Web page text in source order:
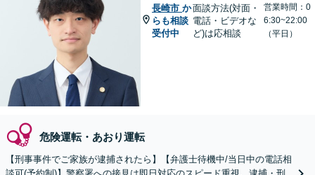
長崎市 か
らも相談
受付中
面談方法(対面・
電話・ビデオな
ど)は応相談
営業時間：0
6:30~22:00
（平日）
危険運転・あおり運転
【刑事事件でご家族が逮捕されたら】【弁護士待機中/当日中の電話相